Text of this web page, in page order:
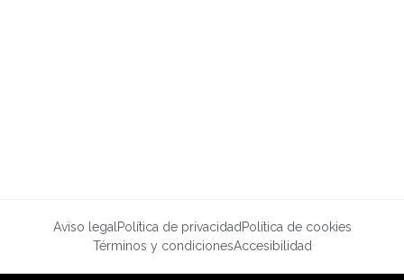
Aviso legalPolítica de privacidadPolítica de cookies
Términos y condicionesAccesibilidad